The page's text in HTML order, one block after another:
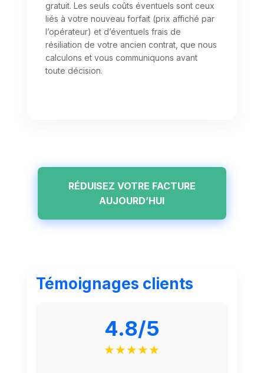
gratuit. Les seuls coûts éventuels sont ceux
liés à votre nouveau forfait (prix affiché par
l’opérateur) et d’éventuels frais de
résiliation de votre ancien contrat, que nous
calculons et vous communiquons avant
toute décision.
RÉDUISEZ VOTRE FACTURE
AUJOURD’HUI
Témoignages clients
4.8/5
★★★★★